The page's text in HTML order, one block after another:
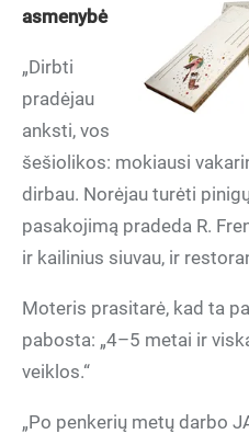
asmenybė
„Dirbti
pradėjau
anksti, vos
šešiolikos: mokiausi
dirbau. Norėjau turėti
pasakojimą pradeda R.
ir kailinius siuvau, ir
Moteris prasitarė, kad ta
pabosta: „4–5 metai ir
veiklos.“
„Po penkerių metų darbo